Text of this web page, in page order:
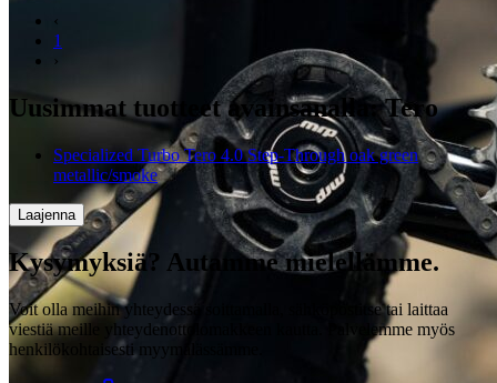
‹
1
›
Uusimmat tuotteet avainsanalla: Tero
Specialized Turbo Tero 4.0 Step-Through oak green
metallic/smoke
Laajenna
Kysymyksiä? Autamme mielellämme.
Voit olla meihin yhteydessä soittamalla, sähköpostitse tai laittaa
viestiä meille yhteydenottolomakkeen kautta. Palvelemme myös
henkilökohtaisesti myymälässämme.